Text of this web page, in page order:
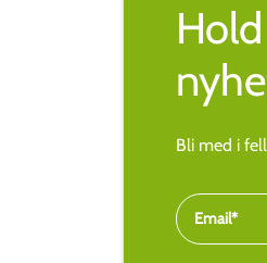
Bli med i